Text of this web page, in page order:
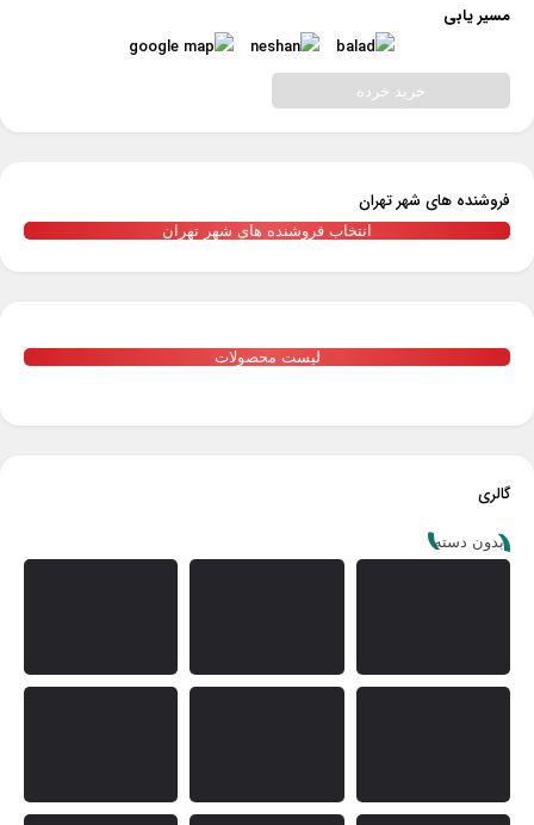
مسیر یابی
خرید خرده
فروشنده های شهر تهران
انتخاب فروشنده های شهر تهران
لیست محصولات
گالری
بدون دسته